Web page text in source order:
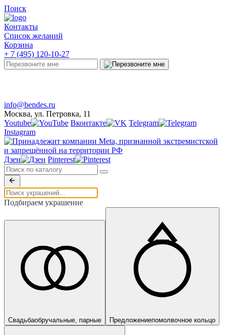
Поиск
Контакты
Список желаний
Корзина
+ 7 (495) 120-10-27
info@bendes.ru
Москва, ул. Петровка, 11
Youtube
Вконтакте
Telegram
Instagram
Дзен Pinterest
Подбираем украшение
Свадьбаобручальные, парные Предложениепомолвочное кольцо